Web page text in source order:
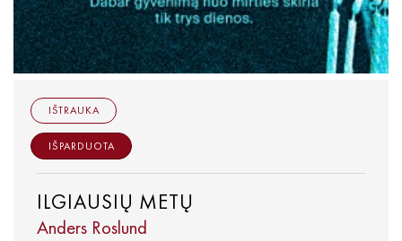
ILGIAUSIŲ METŲ
Anders Roslund
IŠTRAUKA
IŠPARDUOTA